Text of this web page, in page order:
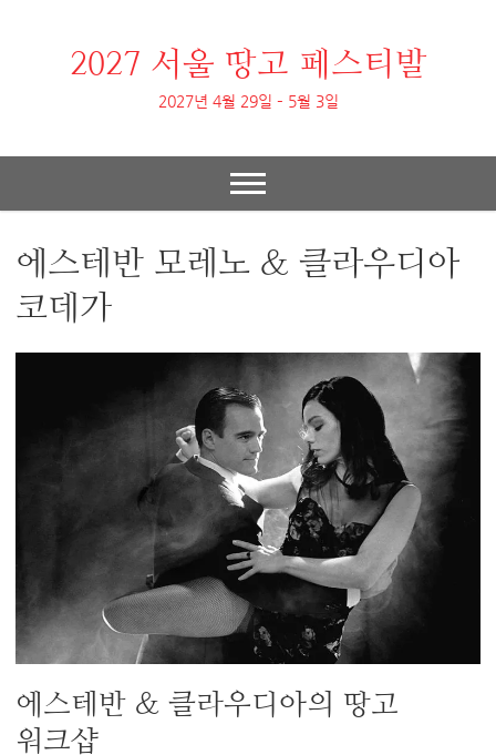
2027 서울 땅고 페스티발
2027년 4월 29일 – 5월 3일
에스테반 모레노 & 클라우디아
코데가
에스테반 & 클라우디아의 땅고
워크샵